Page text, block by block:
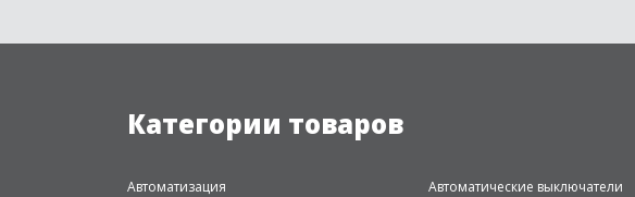
Категории товаров
Автоматизация Автоматические выключатели